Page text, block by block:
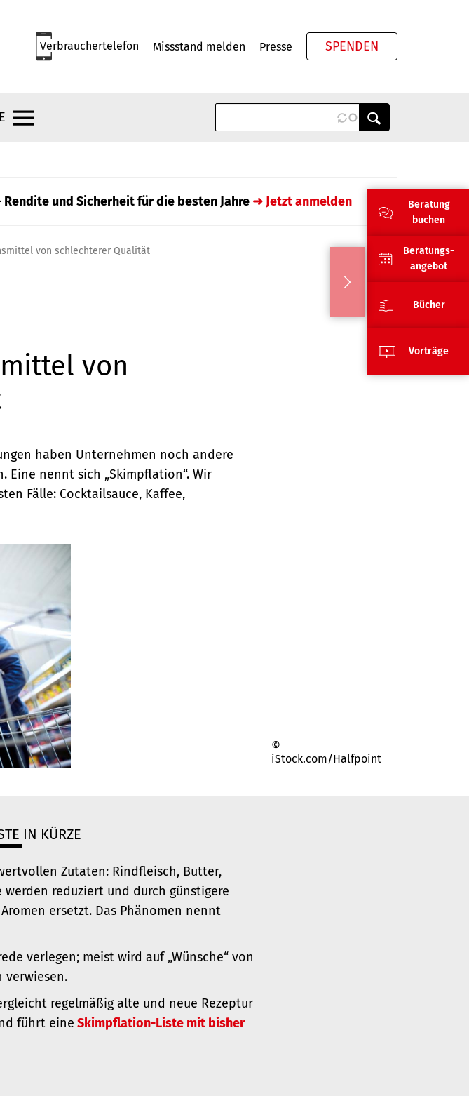
Verbrauchertelefon Missstand melden Presse SPENDEN
Rendite und Sicherheit für die besten Jahre ➜ Jetzt anmelden
von schlechterer Qualität
von
haben Unternehmen noch andere
Eine nennt sich „Skimpflation“. Wir
Fälle: Cocktailsauce, Kaffee,
©
iStock.com/Halfpoint
IN KÜRZE
Zutaten: Rindfleisch, Butter,
reduziert und durch günstigere
ersetzt. Das Phänomen nennt
verlegen; meist wird auf „Wünsche“ von
verwiesen.
regelmäßig alte und neue Rezeptur
führt eine Skimpflation-Liste mit bisher
Beratung
buchen
Beratungs-
angebot
Bücher
Vorträge